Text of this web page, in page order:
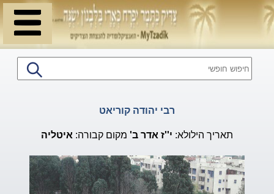
רבי יהודה קוריאט
תאריך הילולא: י''ז אדר ב' מקום קבורה: איטליה